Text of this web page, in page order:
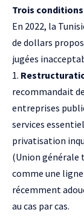
Trois
En 2022, la
de dollars
jugées
recommandait
entreprises
services
privatisation
(Union générale
comme une
récemment
au cas par cas.